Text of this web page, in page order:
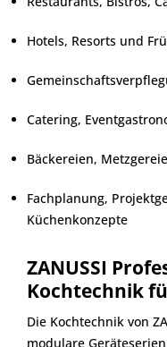
Hotels, Resorts und
Catering,
Bäckereien,
Fachplanung,
Küchenkonzepte
ZANUSSI
Kochtechnik
Die Kochtechnik von
modulare